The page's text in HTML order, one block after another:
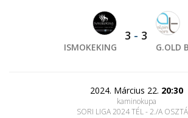
ISMOKEKING
3 - 3
G.OLD
2024. Március 22. 20:30
kaminokupa
SORI LIGA 2024 TÉL - 2./A